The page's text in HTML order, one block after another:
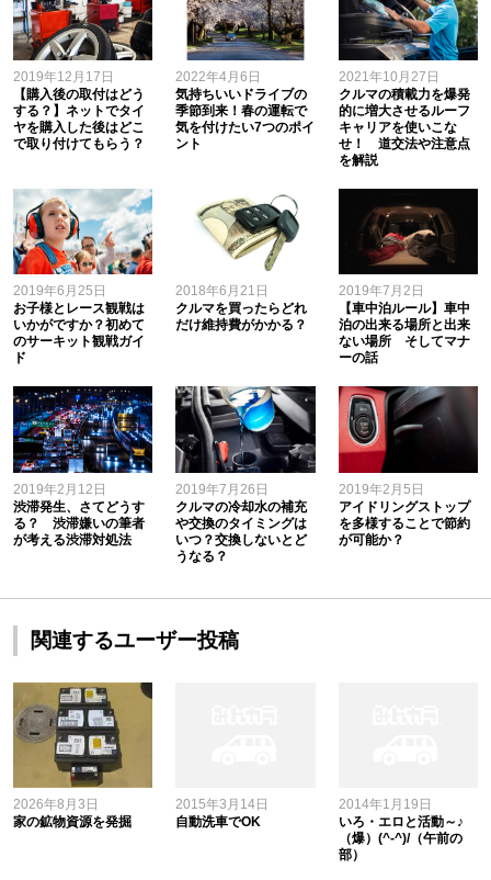
2019年12月17日
【購入後の取付はどう
する？】ネットでタイ
ヤを購入した後はどこ
で取り付けてもらう？
2022年4月6日
気持ちいいドライブの
季節到来！春の運転で
気を付けたい7つのポイ
ント
2021年10月27日
クルマの積載力を爆発
的に増大させるルーフ
キャリアを使いこな
せ！ 道交法や注意点
を解説
2019年6月25日
お子様とレース観戦は
いかがですか？初めて
のサーキット観戦ガイ
ド
2018年6月21日
クルマを買ったらどれ
だけ維持費がかかる？
2019年7月2日
【車中泊ルール】車中
泊の出来る場所と出来
ない場所 そしてマナ
ーの話
2019年2月12日
渋滞発生、さてどうす
る？ 渋滞嫌いの筆者
が考える渋滞対処法
2019年7月26日
クルマの冷却水の補充
や交換のタイミングは
いつ？交換しないとど
うなる？
2019年2月5日
アイドリングストップ
を多様することで節約
が可能か？
関連するユーザー投稿
2026年8月3日
家の鉱物資源を発掘
2015年3月14日
自動洗車でOK
2014年1月19日
いろ・エロと活動～♪
（爆）(^-^)/（午前の
部）